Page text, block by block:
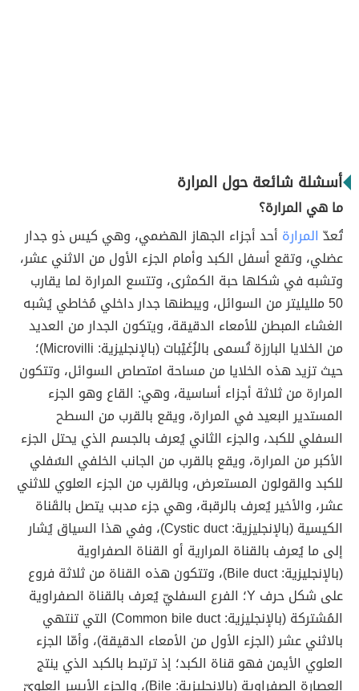
أسشلة شائعة حول المرارة
ما هي المرارة؟
تُعدّ المرارة أحد أجزاء الجهاز الهضمي، وهي كيس ذو جدار
عضلي، وتقع أسفل الكبد وأمام الجزء الأول من الاثني عشر،
وتشبه في شكلها حبة الكمثرى، وتتسع المرارة لما يقارب
50 ملليليتر من السوائل، ويبطنها جدار داخلي مُخاطي يُشبه
الغشاء المبطن للأمعاء الدقيقة، ويتكون الجدار من العديد
من الخلايا البارزة تُسمى بالزُغَيْبات (بالإنجليزية: Microvilli)؛
حيث تزيد هذه الخلايا من مساحة امتصاص السوائل، وتتكون
المرارة من ثلاثة أجزاء أساسية، وهي: القاع وهو الجزء
المستدير البعيد في المرارة، ويقع بالقرب من السطح
السفلي للكبد، والجزء الثاني يُعرف بالجسم الذي يحتل الجزء
الأكبر من المرارة، ويقع بالقرب من الجانب الخلفي السُفلي
للكبد والقولون المستعرض، وبالقرب من الجزء العلوي للاثني
عشر، والأخير يُعرف بالرقبة، وهي جزء مدبب يتصل بالقَناة
الكيسية (بالإنجليزية: Cystic duct)، وفي هذا السياق يُشار
إلى ما يُعرف بالقناة المرارية أو القناة الصفراوية
(بالإنجليزية: Bile duct)، وتتكون هذه القناة من ثلاثة فروع
على شكل حرف Y؛ الفرع السفليّ يُعرف بالقناة الصفراوية
المُشتركة (بالإنجليزية: Common bile duct) التي تنتهي
بالاثني عشر (الجزء الأول من الأمعاء الدقيقة)، وأمّا الجزء
العلوي الأيمن فهو قناة الكبد؛ إذ ترتبط بالكبد الذي ينتج
العصارة الصفراوية (بالإنجليزية: Bile)، والجزء الأيسر العلويّ